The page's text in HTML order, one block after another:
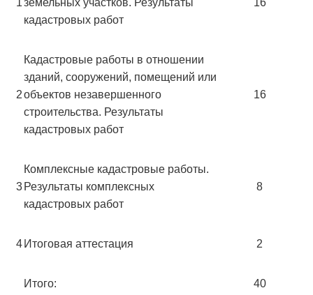
кадастровых работ
2
Кадастровые работы в отношении
зданий, сооружений, помещений или
объектов незавершенного
строительства. Результаты
кадастровых работ
16
3
Комплексные кадастровые работы.
Результаты комплексных
кадастровых работ
8
4 Итоговая аттестация 2
Итого: 40